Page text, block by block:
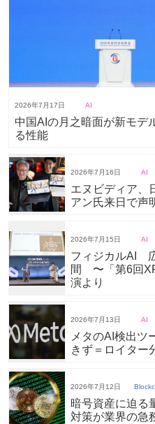
2026年7月17日 AI
中国AIの月之暗面が新モデ
る性能
2026年7月16日 AI
エヌビディア、
アン氏来日で声
2026年7月15日 AI
フィジカルAI
間 〜「第6回
演より
2026年7月13日 AI
メタのAI検出ツ
きず＝ロイター
2026年7月12日
暗号資産に迫る
対策が業界の急